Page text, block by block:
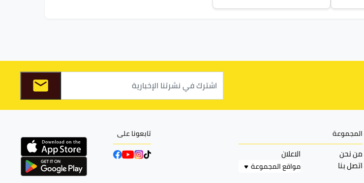
المجموعة
من نحن
الاعلان
اتصل بنا
مواقع المجموعة
تابعونا على